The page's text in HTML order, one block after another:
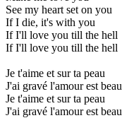
See my heart set on you
If I die, it's with you
If I'll love you till the hell
If I'll love you till the hell
Je t'aime et sur ta peau
J'ai gravé l'amour est beau
Je t'aime et sur ta peau
J'ai gravé l'amour est beau